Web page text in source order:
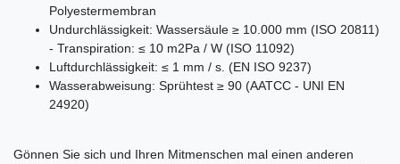
Polyestermembran
Undurchlässigkeit: Wassersäule ≥ 10.000 mm (ISO 20811)
- Transpiration: ≤ 10 m2Pa / W (ISO 11092)
Luftdurchlässigkeit: ≤ 1 mm / s. (EN ISO 9237)
Wasserabweisung: Sprühtest ≥ 90 (AATCC - UNI EN
24920)
Gönnen Sie sich und Ihren Mitmenschen mal einen anderen